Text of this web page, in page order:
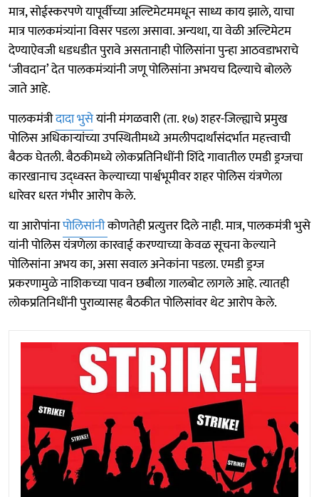
मात्र, सोईस्करपणे यापूर्वीच्या अल्टिमेटममधून साध्य काय झाले, याचा
मात्र पालकमंत्र्यांना विसर पडला असावा. अन्यथा, या वेळी अल्टिमेटम
देण्याऐवजी धडधडीत पुरावे असतानाही पोलिसांना पुन्हा आठवडाभराचे
‘जीवदान’ देत पालकमंत्र्यांनी जणू पोलिसांना अभयच दिल्याचे बोलले
जाते आहे.
पालकमंत्रीदादा भुसेयांनी मंगळवारी (ता. १७) शहर-जिल्ह्याचे प्रमुख
पोलिस अधिकाऱ्यांच्या उपस्थितीमध्ये अमलीपदार्थांसंदर्भात महत्त्वाची
बैठक घेतली. बैठकीमध्ये लोकप्रतिनिधींनी शिंदे गावातील एमडी ड्रग्ज‌चा
कारखानाच उद्‌ध्वस्त केल्याच्या पार्श्वभूमीवर शहर पोलिस यंत्रणेला
धारेवर धरत गंभीर आरोप केले.
या आरोपांनापोलिसांनीकोणतेही प्रत्युत्तर दिले नाही. मात्र, पालकमंत्री भुसे
यांनी पोलिस यंत्रणेला कारवाई करण्याच्या केवळ सूचना केल्याने
पोलिसांना अभय का, असा सवाल अनेकांना पडला. एमडी ड्रग्ज
प्रकरणामुळे नाशिकच्या पावन छबीला गालबोट लागले आहे. त्यातही
लोकप्रतिनिधींनी पुराव्यासह बैठकीत पोलिसांवर थेट आरोप केले.